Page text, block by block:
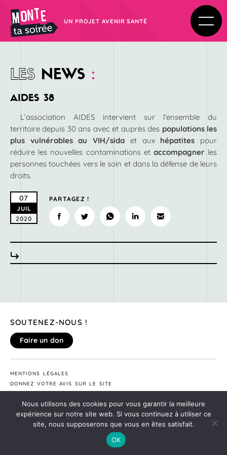
UN PROJET AVENIR SANTÉ
LES NEWS :
AIDES 38
L’association AIDES intervient sur l’ensemble du
territoire depuis 30 ans avec et auprès des populations les
plus vulnérables au VIH/sida et aux hépatites pour
réduire les nouvelles contaminations et accompagner les
personnes touchées vers le soin et dans la défense de leurs
droits.
07
JUIL
2020
PARTAGEZ !
SOUTENEZ-NOUS !
Faire un don
MENTIONS LÉGALES
DONNEZ VOTRE AVIS SUR LE SITE
Nous utilisons des cookies pour vous garantir la meilleure
expérience sur notre site web. Si vous continuez à utiliser ce
site, nous supposerons que vous en êtes satisfait.
OK